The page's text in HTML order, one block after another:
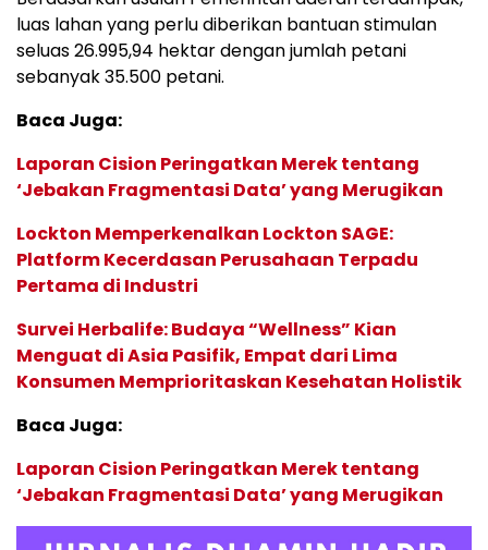
luas lahan yang perlu diberikan bantuan stimulan
seluas 26.995,94 hektar dengan jumlah petani
sebanyak 35.500 petani.
Baca Juga:
Laporan Cision Peringatkan Merek tentang
‘Jebakan Fragmentasi Data’ yang Merugikan
Lockton Memperkenalkan Lockton SAGE:
Platform Kecerdasan Perusahaan Terpadu
Pertama di Industri
Survei Herbalife: Budaya “Wellness” Kian
Menguat di Asia Pasifik, Empat dari Lima
Konsumen Memprioritaskan Kesehatan Holistik
Baca Juga:
Laporan Cision Peringatkan Merek tentang
‘Jebakan Fragmentasi Data’ yang Merugikan